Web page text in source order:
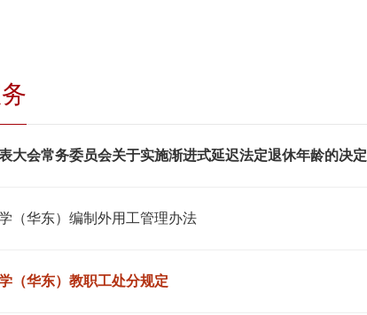
大会常务委员会关于实施渐进式延迟法定退休年龄的决定
（华东）编制外用工管理办法
（华东）教职工处分规定